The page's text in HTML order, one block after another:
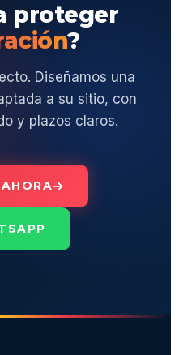
proteger
?
Diseñamos una
a su sitio, con
y plazos claros.